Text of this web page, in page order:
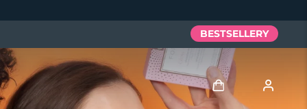
BESTSELLERY